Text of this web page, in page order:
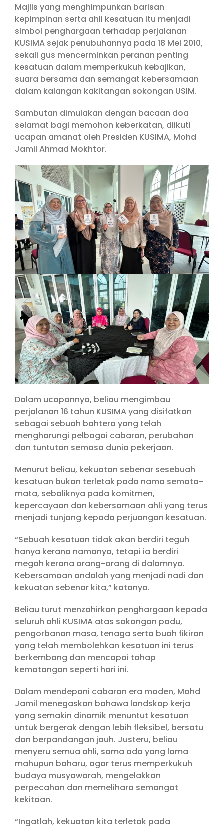
Majlis yang menghimpunkan barisan
kepimpinan serta ahli kesatuan itu menjadi
simbol penghargaan terhadap perjalanan
KUSIMA sejak penubuhannya pada 18 Mei 2010,
sekali gus mencerminkan peranan penting
kesatuan dalam memperkukuh kebajikan,
suara bersama dan semangat kebersamaan
dalam kalangan kakitangan sokongan USIM.
Sambutan dimulakan dengan bacaan doa
selamat bagi memohon keberkatan, diikuti
ucapan amanat oleh Presiden KUSIMA, Mohd
Jamil Ahmad Mokhtor.
Dalam ucapannya, beliau mengimbau
perjalanan 16 tahun KUSIMA yang disifatkan
sebagai sebuah bahtera yang telah
mengharungi pelbagai cabaran, perubahan
dan tuntutan semasa dunia pekerjaan.
Menurut beliau, kekuatan sebenar sesebuah
kesatuan bukan terletak pada nama semata-
mata, sebaliknya pada komitmen,
kepercayaan dan kebersamaan ahli yang terus
menjadi tunjang kepada perjuangan kesatuan.
“Sebuah kesatuan tidak akan berdiri teguh
hanya kerana namanya, tetapi ia berdiri
megah kerana orang-orang di dalamnya.
Kebersamaan andalah yang menjadi nadi dan
kekuatan sebenar kita,” katanya.
Beliau turut menzahirkan penghargaan kepada
seluruh ahli KUSIMA atas sokongan padu,
pengorbanan masa, tenaga serta buah fikiran
yang telah membolehkan kesatuan ini terus
berkembang dan mencapai tahap
kematangan seperti hari ini.
Dalam mendepani cabaran era moden, Mohd
Jamil menegaskan bahawa landskap kerja
yang semakin dinamik menuntut kesatuan
untuk bergerak dengan lebih fleksibel, bersatu
dan berpandangan jauh. Justeru, beliau
menyeru semua ahli, sama ada yang lama
mahupun baharu, agar terus memperkukuh
budaya musyawarah, mengelakkan
perpecahan dan memelihara semangat
kekitaan.
“Ingatlah, kekuatan kita terletak pada